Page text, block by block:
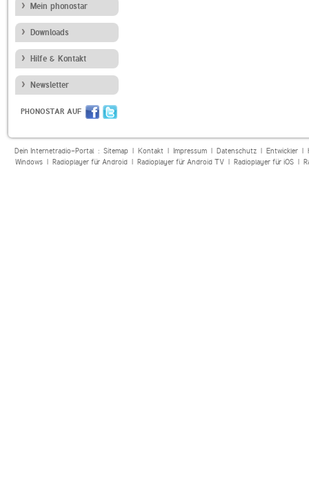
Mein phonostar
Downloads
Hilfe & Kontakt
Newsletter
PHONOSTAR AUF
Dein Internetradio-Portal : Sitemap| Kontakt| Impressum| Datenschutz| Entwickler|
Windows| Radioplayer für Android| Radioplayer für Android TV| Radioplayer für iOS|